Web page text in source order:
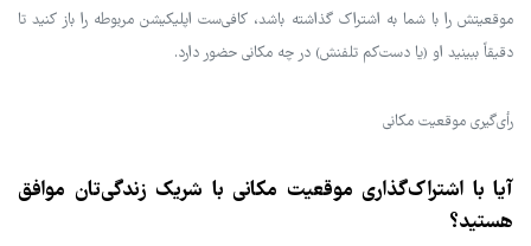
موقعیتش را با شما به اشتراک گذاشته باشد، کافی‌ست اپلیکیشن مربوطه را باز کنید تا
دقیقاً ببینید او (یا دست‌کم تلفنش) در چه مکانی حضور دارد.
رأی‌گیری موقعیت مکانی
آیا با اشتراک‌گذاری موقعیت مکانی با شریک زندگی‌تان موافق
هستید؟